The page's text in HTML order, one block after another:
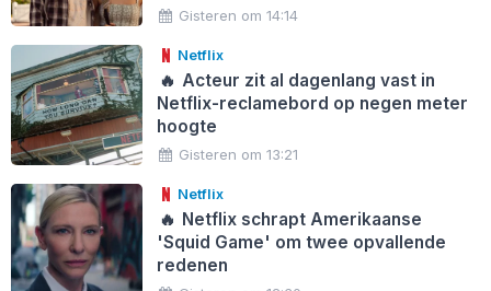
Gisteren om 14:14
Netflix
🔥 Acteur zit al dagenlang vast in
Netflix-reclamebord op negen meter
hoogte
Gisteren om 13:21
Netflix
🔥 Netflix schrapt Amerikaanse
'Squid Game' om twee opvallende
redenen